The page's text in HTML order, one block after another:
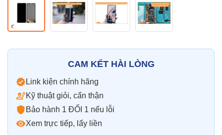
CAM KẾT HÀI LÒNG
Link kiện chính hãng
Kỹ thuật giỏi, cẩn thận
Bảo hành 1 ĐỔI 1 nếu lỗi
Xem trực tiếp, lấy liền